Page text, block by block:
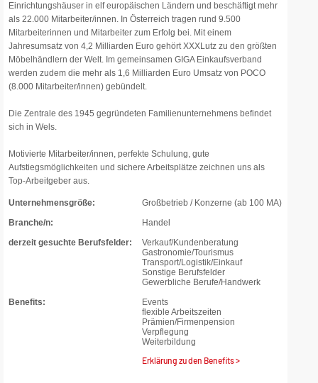
Einrichtungshäuser in elf europäischen Ländern und beschäftigt mehr
als 22.000 Mitarbeiter/innen. In Österreich tragen rund 9.500
Mitarbeiterinnen und Mitarbeiter zum Erfolg bei. Mit einem
Jahresumsatz von 4,2 Milliarden Euro gehört XXXLutz zu den größten
Möbelhändlern der Welt. Im gemeinsamen GIGA Einkaufsverband
werden zudem die mehr als 1,6 Milliarden Euro Umsatz von POCO
(8.000 Mitarbeiter/innen) gebündelt.
Die Zentrale des 1945 gegründeten Familienunternehmens befindet
sich in Wels.
Motivierte Mitarbeiter/innen, perfekte Schulung, gute
Aufstiegsmöglichkeiten und sichere Arbeitsplätze zeichnen uns als
Top-Arbeitgeber aus.
Unternehmensgröße:
Großbetrieb / Konzerne (ab 100 MA)
Branche/n:
Handel
derzeit gesuchte Berufsfelder:
Verkauf/Kundenberatung
Gastronomie/Tourismus
Transport/Logistik/Einkauf
Sonstige Berufsfelder
Gewerbliche Berufe/Handwerk
Benefits:
Events
flexible Arbeitszeiten
Prämien/Firmenpension
Verpflegung
Weiterbildung
Erklärung zu den Benefits >